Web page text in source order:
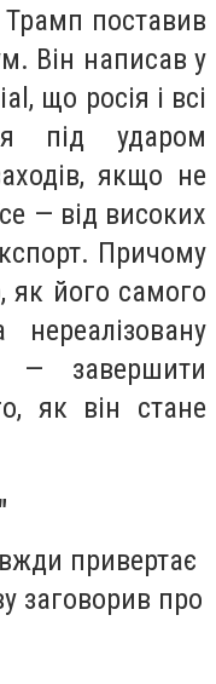
поставив
Він написав у
що росія і всі
під ударом
якщо не
— від високих
Причому
як його самого
— завершити
як він стане
привертає
заговорив про